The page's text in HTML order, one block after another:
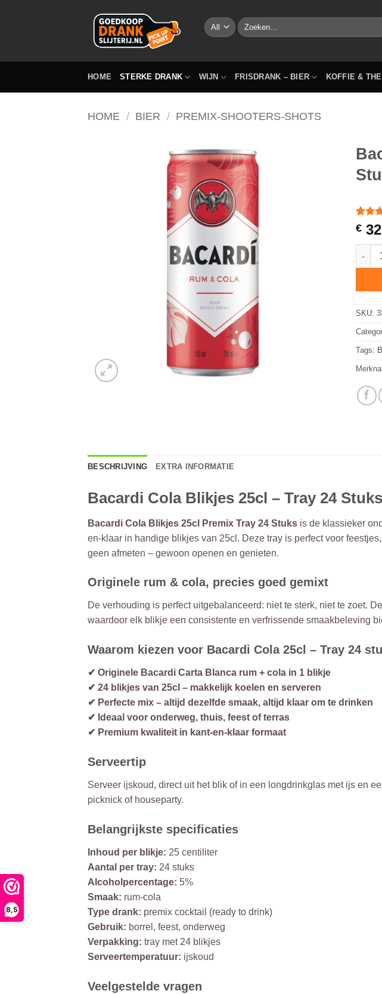
8,5
Zoeken
naar:
HOME STERKE DRANK WIJN FRISDRANK – BIER KOFFIE &
HOME / BIER / PREMIX-SHOOTERS-SHOTS
4.5
2
€
SKU:
Tags:
BESCHRIJVING EXTRA INFORMATIE
Bacardi Cola Blikjes 25cl – Tray 24
Bacardi Cola Blikjes 25cl Premix Tray 24 Stuks is de klassieker
en-klaar in handige blikjes van 25cl. Deze tray is perfect voor
geen afmeten – gewoon openen en genieten.
Originele rum & cola, precies goed gemixt
De verhouding is perfect uitgebalanceerd: niet te sterk, niet te zoet.
waardoor elk blikje een consistente en verfrissende smaakbeleving
Waarom kiezen voor Bacardi Cola 25cl – Tray 24
✔ Originele Bacardi Carta Blanca rum + cola in 1 blikje
✔ 24 blikjes van 25cl – makkelijk koelen en serveren
✔ Perfecte mix – altijd dezelfde smaak, altijd klaar om te drinken
✔ Ideaal voor onderweg, thuis, feest of terras
✔ Premium kwaliteit in kant-en-klaar formaat
Serveertip
Serveer ijskoud, direct uit het blik of in een longdrinkglas met ijs en
picknick of houseparty.
Belangrijkste specificaties
Inhoud per blikje: 25 centiliter
Aantal per tray: 24 stuks
Alcoholpercentage: 5%
Smaak: rum-cola
Type drank: premix cocktail (ready to drink)
Gebruik: borrel, feest, onderweg
Verpakking: tray met 24 blikjes
Serveertemperatuur: ijskoud
Veelgestelde vragen